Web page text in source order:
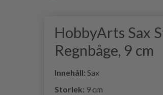
HobbyArts Sax
Regnbåge, 9 cm
Innehåll: Sax
Storlek: 9 cm